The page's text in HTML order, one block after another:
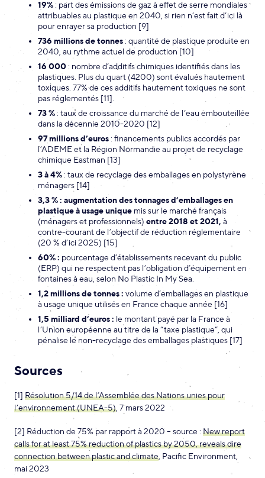
19% : part des émissions de gaz à effet de serre mondiales
attribuables au plastique en 2040, si rien n’est fait d’ici là
pour enrayer sa production [9]
736 millions de tonnes : quantité de plastique produite en
2040, au rythme actuel de production [10]
16 000 : nombre d’additifs chimiques identifiés dans les
plastiques. Plus du quart (4200) sont évalués hautement
toxiques. 77% de ces additifs hautement toxiques ne sont
pas réglementés [11].
73 % : taux de croissance du marché de l’eau embouteillée
dans la décennie 2010-2020 [12]
97 millions d’euros : financements publics accordés par
l’ADEME et la Région Normandie au projet de recyclage
chimique Eastman [13]
3 à 4% : taux de recyclage des emballages en polystyrène
ménagers [14]
3,3 % : augmentation des tonnages d’emballages en
plastique à usage unique mis sur le marché français
(ménagers et professionnels) entre 2018 et 2021, à
contre-courant de l’objectif de réduction réglementaire
(20 % d’ici 2025) [15]
60% : pourcentage d’établissements recevant du public
(ERP) qui ne respectent pas l’obligation d’équipement en
fontaines à eau, selon No Plastic In My Sea.
1,2 millions de tonnes : volume d’emballages en plastique
à usage unique utilisés en France chaque année [16]
1,5 milliard d’euros : le montant payé par la France à
l’Union européenne au titre de la “taxe plastique”, qui
pénalise le non-recyclage des emballages plastiques [17]
Sources
[1] Résolution 5/14 de l’Assemblée des Nations unies pour
l’environnement (UNEA-5), 7 mars 2022
[2] Réduction de 75% par rapport à 2020 – source : New report
calls for at least 75% reduction of plastics by 2050, reveals dire
connection between plastic and climate , Pacific Environment,
mai 2023